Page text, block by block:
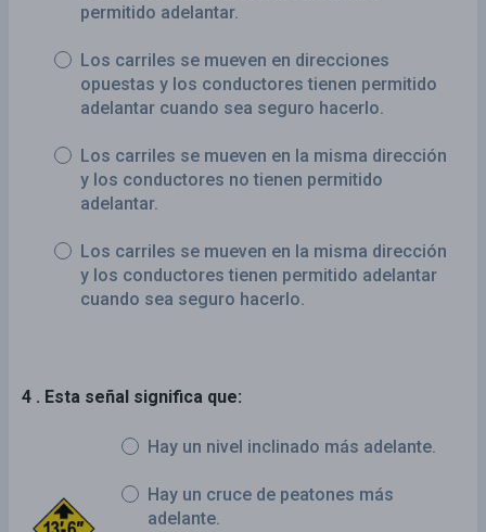
permitido adelantar.
Los carriles se mueven en direcciones
opuestas y los conductores tienen permitido
adelantar cuando sea seguro hacerlo.
Los carriles se mueven en la misma dirección
y los conductores no tienen permitido
adelantar.
Los carriles se mueven en la misma dirección
y los conductores tienen permitido adelantar
cuando sea seguro hacerlo.
4 . Esta señal significa que:
Hay un nivel inclinado más adelante.
Hay un cruce de peatones más
adelante.